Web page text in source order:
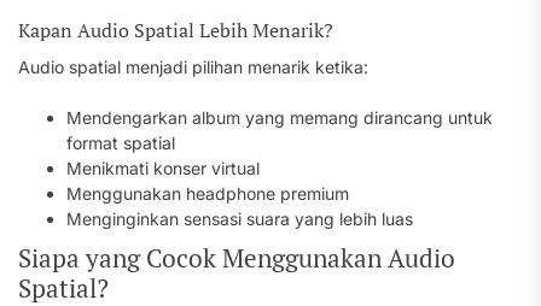
Kapan Audio Spatial Lebih Menarik?
Audio spatial menjadi pilihan menarik ketika:
Mendengarkan album yang memang dirancang untuk
format spatial
Menikmati konser virtual
Menggunakan headphone premium
Menginginkan sensasi suara yang lebih luas
Siapa yang Cocok Menggunakan Audio
Spatial?